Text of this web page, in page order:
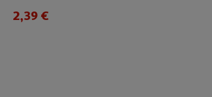
2,39 €